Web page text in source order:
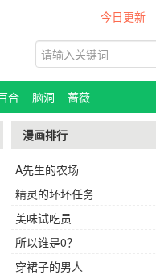
今日更新
合 脑洞 蔷薇
漫画排行
A先生的农场
精灵的坏坏任务
美味试吃员
所以谁是0？
穿裙子的男人